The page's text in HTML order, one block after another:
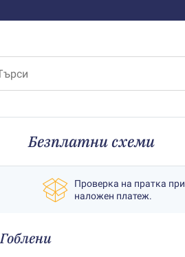
Безплатни схеми
Проверка на пратка при
наложен платеж.
Гоблени